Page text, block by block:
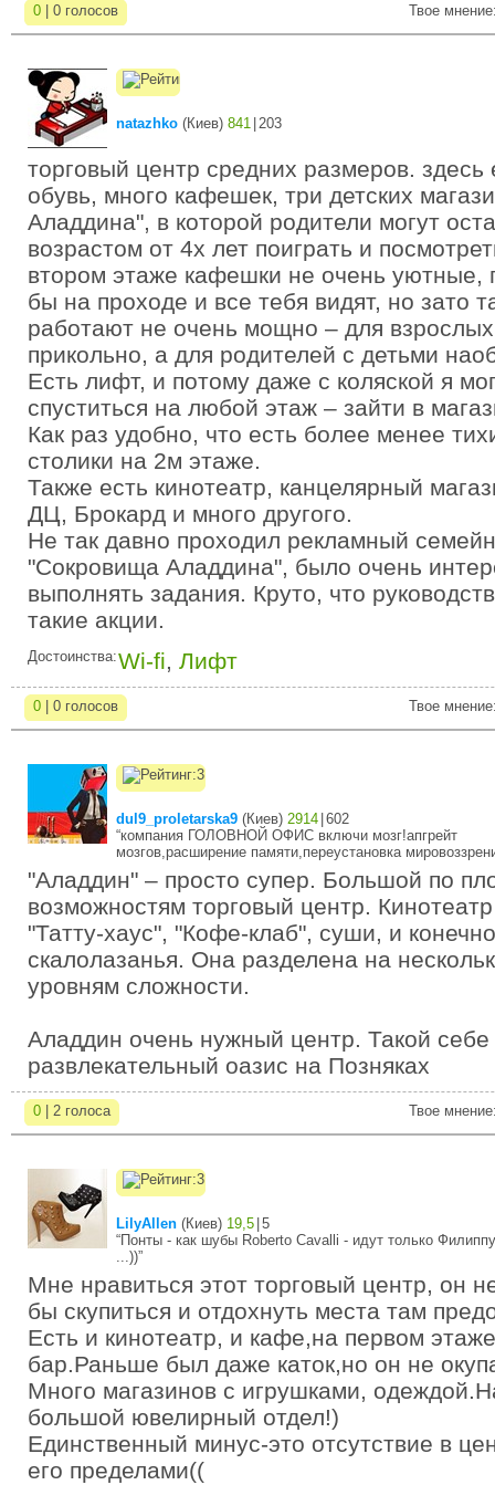
0 | 0 голосов Твое
natazhko (Киев) 841 203
торговый центр средних размеров.
обувь, много кафешек, три детских
Аладдина", в которой родители могут
возрастом от 4х лет поиграть и
втором этаже кафешки не очень уютные,
бы на проходе и все тебя видят, но зато
работают не очень мощно – для
прикольно, а для родителей с детьми
Есть лифт, и потому даже с коляской я
спуститься на любой этаж – зайти в
Как раз удобно, что есть более менее
столики на 2м этаже.
Также есть кинотеатр, канцелярный
ДЦ, Брокард и много другого.
Не так давно проходил рекламный
"Сокровища Аладдина", было очень
выполнять задания. Круто, что
такие акции.
Достоинства:Wi-fi, Лифт
0 | 0 голосов Твое
dul9_proletarska9 (Киев) 2914 602
“компания ГОЛОВНОЙ ОФИС включи мозг!апгрейт
мозгов,расширение памяти,переустановка
"Аладдин" – просто супер. Большой по
возможностям торговый центр.
"Татту-хаус", "Кофе-клаб", суши, и
скалолазанья. Она разделена на
уровням сложности.
Аладдин очень нужный центр. Такой себе
развлекательный оазис на Позняках
0 | 2 голоса Твое
LilyAllen (Киев) 19,5 5
“Понты - как шубы Roberto Cavalli - идут только
...))”
Мне нравиться этот торговый центр, он
бы скупиться и отдохнуть места там
Есть и кинотеатр, и кафе,на первом
бар.Раньше был даже каток,но он не
Много магазинов с игрушками,
большой ювелирный отдел!)
Единственный минус-это отсутствие в
его пределами((